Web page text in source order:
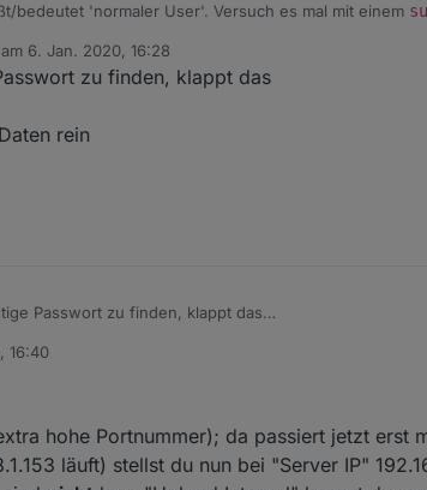
bedeutet 'normaler User'. Versuch es mal mit einem
6. Jan. 2020, 16:28
von
zu finden, klappt das
rein
Passwort zu finden, klappt das
Daten rein
16:40
hohe Portnummer); da passiert jetzt erst
läuft) stellst du nun bei "Server IP"